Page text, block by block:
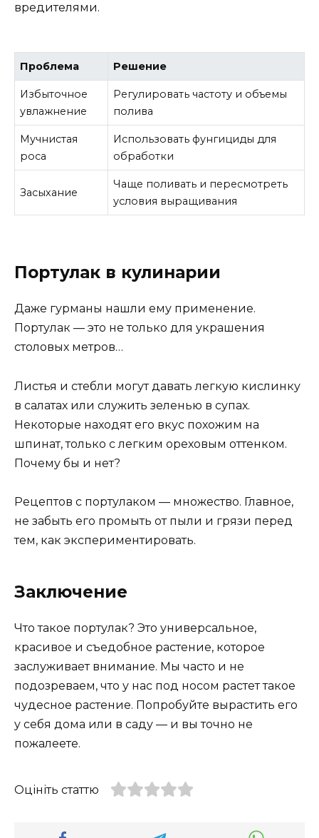
вредителями.
Проблема Решение
Избыточное
увлажнение
Регулировать частоту и объемы
полива
Мучнистая
роса
Использовать фунгициды для
обработки
Засыхание
Чаще поливать и пересмотреть
условия выращивания
Портулак в кулинарии
Даже гурманы нашли ему применение.
Портулак — это не только для украшения
столовых метров…
Листья и стебли могут давать легкую кислинку
в салатах или служить зеленью в супах.
Некоторые находят его вкус похожим на
шпинат, только с легким ореховым оттенком.
Почему бы и нет?
Рецептов с портулаком — множество. Главное,
не забыть его промыть от пыли и грязи перед
тем, как экспериментировать.
Заключение
Что такое портулак? Это универсальное,
красивое и съедобное растение, которое
заслуживает внимание. Мы часто и не
подозреваем, что у нас под носом растет такое
чудесное растение. Попробуйте вырастить его
у себя дома или в саду — и вы точно не
пожалеете.
Оцініть статтю